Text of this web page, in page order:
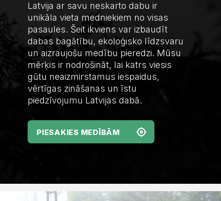
Latvija ar savu neskarto dabu ir
unikāla vieta medniekiem no visas
pasaules. Šeit ikviens var izbaudīt
dabas bagātību, ekoloģisko līdzsvaru
un aizraujošu medību pieredzi. Mūsu
mērķis ir nodrošināt, lai katrs viesis
gūtu neaizmirstamus iespaidus,
vērtīgas zināšanas un īstu
piedzīvojumu Latvijas dabā.
PIESAKIES MEDĪBĀM